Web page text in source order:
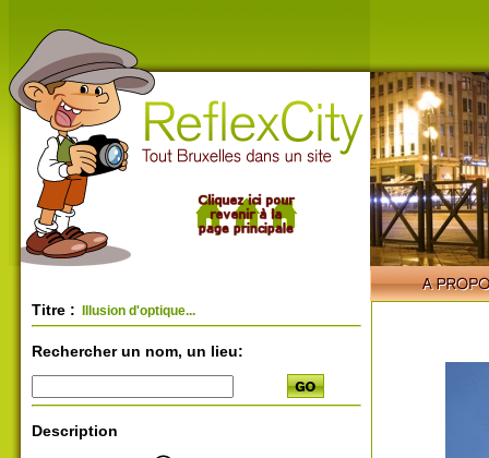
Titre : Illusion d'optique...
Rechercher un nom, un lieu:
Description